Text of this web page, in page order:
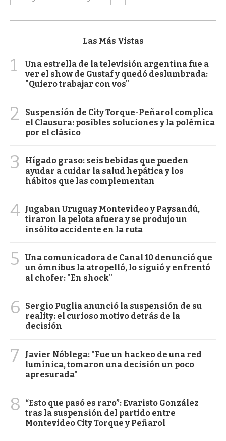
Las Más Vistas
1
Una estrella de la televisión argentina fue a
ver el show de Gustaf y quedó deslumbrada:
"Quiero trabajar con vos"
2
Suspensión de City Torque-Peñarol complica
el Clausura: posibles soluciones y la polémica
por el clásico
3
Hígado graso: seis bebidas que pueden
ayudar a cuidar la salud hepática y los
hábitos que las complementan
4 Jugaban Uruguay Montevideo y Paysandú,
tiraron la pelota afuera y se produjo un
insólito accidente en la ruta
5
Una comunicadora de Canal 10 denunció que
un ómnibus la atropelló, lo siguió y enfrentó
al chofer: "En shock"
6
Sergio Puglia anunció la suspensión de su
reality: el curioso motivo detrás de la
decisión
7
Javier Nóblega: "Fue un hackeo de una red
lumínica, tomaron una decisión un poco
apresurada"
8
“Esto que pasó es raro”: Evaristo González
tras la suspensión del partido entre
Montevideo City Torque y Peñarol